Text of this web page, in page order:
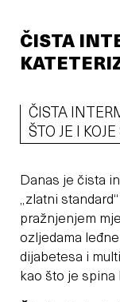
ČISTA
ČISTA
ŠTO JE I
Danas je čista
„zlatni
pražnjenjem
ozljedama
dijabetesa i
kao što je spina